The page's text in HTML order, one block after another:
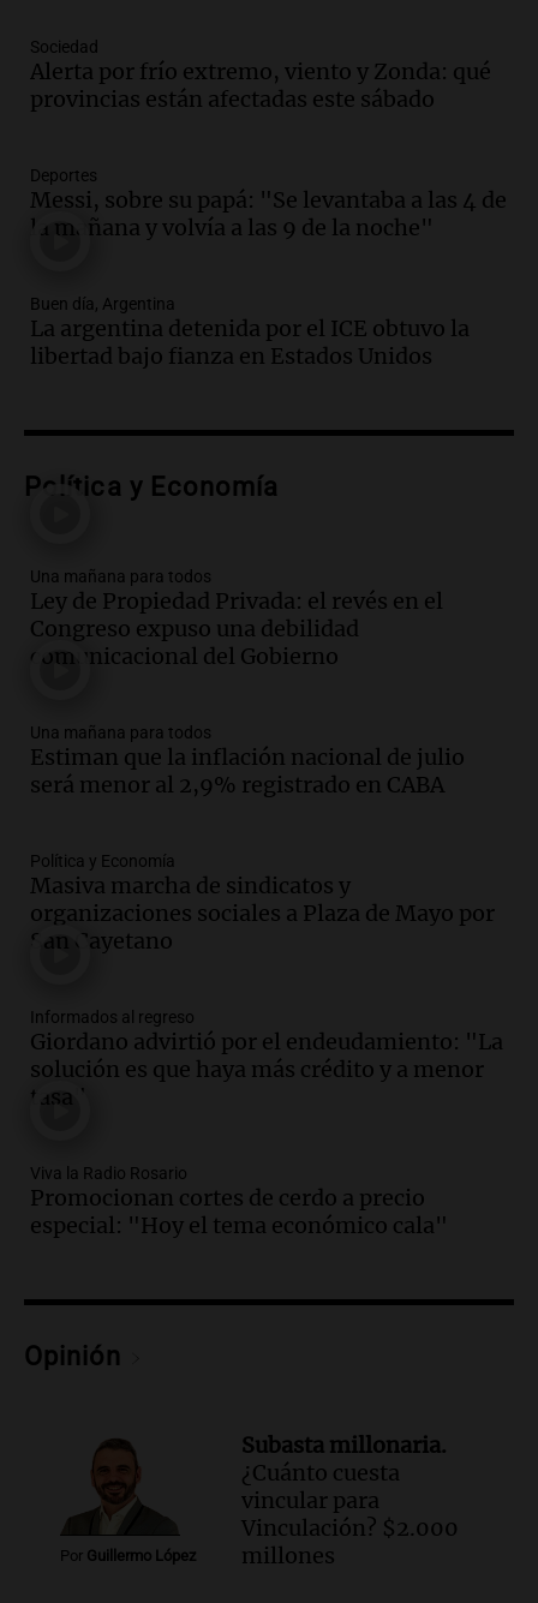
Episodios
Audio. Borges, abogada de Pourrain:
"Tres hombres se lo llevaron para
Una mañana para todos
Episodios
Audio.Voluntarios limpiaron 9.000
Una mañana para todos
Episodios
La historia de la servilleta que
contrato de Leo con Barcelona
Episodios
Una mañana para todos
Episodios
Audio.El orgullo y el sueño argentino de
Una mañana para todos
Episodios
El abuelo de Agostina Vega, tras
todos tenían algo que ver"
Una mañana para todos
Episodios
Audio.Una nutricionista derribó el mito
conviene priorizar
Una mañana para todos
Episodios
Episodios
Audio. Mateo, a los 25 años, lucha
para poder seguir viviend
Episodios
en CABA
Una mañana para todos
Episodios
Audio.
Altas Cumbres: rescataron a una
cabra que llevaba ocho días atrapada en
Sociedad
Alerta por frío extremo, viento y Zonda: qué
provincias están afectadas este sábado
Deportes
Messi, sobre su papá: "Se levantaba a las 4 de
la mañana y volvía a las 9 de la noche"
Buen día, Argentina
La argentina detenida por el ICE obtuvo la
libertad bajo fianza en Estados Unidos
Política y Economía
Una mañana para todos
Ley de Propiedad Privada: el revés en el
Congreso expuso una debilidad
comunicacional del Gobierno
Una mañana para todos
Estiman que la inflación nacional de julio
será menor al 2,9% registrado en CABA
Política y Economía
Masiva marcha de sindicatos y
organizaciones sociales a Plaza de Mayo por
San Cayetano
Informados al regreso
Giordano advirtió por el endeudamiento: "La
solución es que haya más crédito y a menor
tasa"
Viva la Radio Rosario
Promocionan cortes de cerdo a precio
especial: "Hoy el tema económico cala"
Opinión
Por Guillermo López
Subasta millonaria.
¿Cuánto cuesta
vincular para
Vinculación? $2.000
millones